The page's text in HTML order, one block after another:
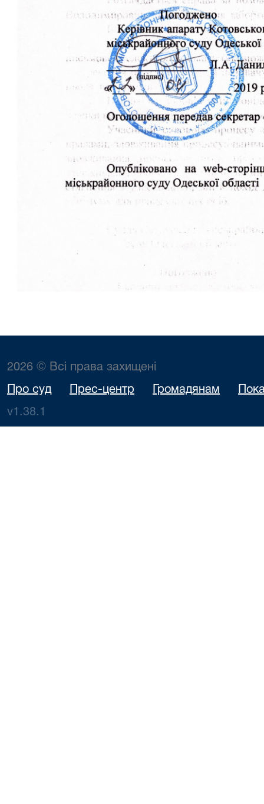
2026 © Всі права захищені
Про суд Прес-центр Громадянам
v1.38.1